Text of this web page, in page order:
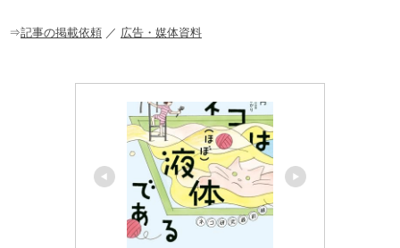
o
⇒記事の掲載依頼 ／ 広告・媒体資料